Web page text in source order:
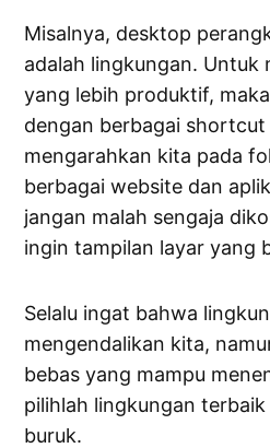
Misalnya, desktop
adalah lingkungan. Untuk
yang lebih produktif,
dengan berbagai
mengarahkan kita pada
berbagai website dan
jangan malah sengaja
ingin tampilan layar yang
Selalu ingat bahwa
mengendalikan kita,
bebas yang mampu
pilihlah lingkungan
buruk.